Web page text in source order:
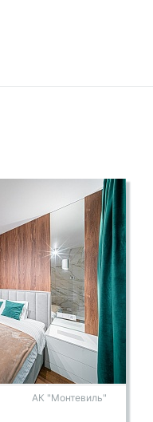
АК "Монтевиль"